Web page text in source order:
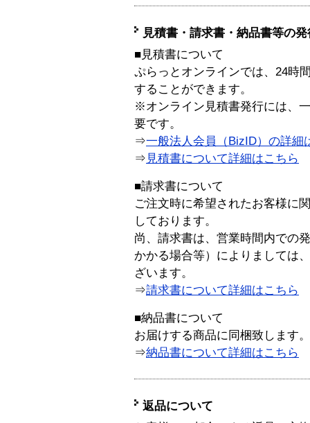
見積書・請求書・納品書等の
■見積書について
ぷらっとオンラインでは、24時
することができます。
※オンライン見積書発行には、
要です。
⇒一般法人会員（BizID）の詳細
⇒ 見積書について詳細はこちら
■請求書について
ご注文時に希望されたお客様に
しております。
尚、請求書は、営業時間内での
かかる場合等）によりましては
ざいます。
⇒請求書について詳細はこちら
■納品書について
お届けする商品に同梱致します。
⇒納品書について詳細はこちら
返品について